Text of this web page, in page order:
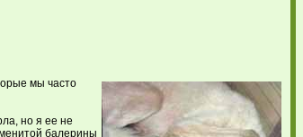
мы часто
но я ее не
балерины